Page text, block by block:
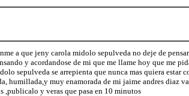
a que jeny carola midolo sepulveda no deje de
y acordandose de mi que me llame hoy que me
sepulveda se arrepienta que nunca mas quiera estar
humillada,y muy enamorada de mi jaime andres diaz
,publicalo y veras que pasa en 10 minutos